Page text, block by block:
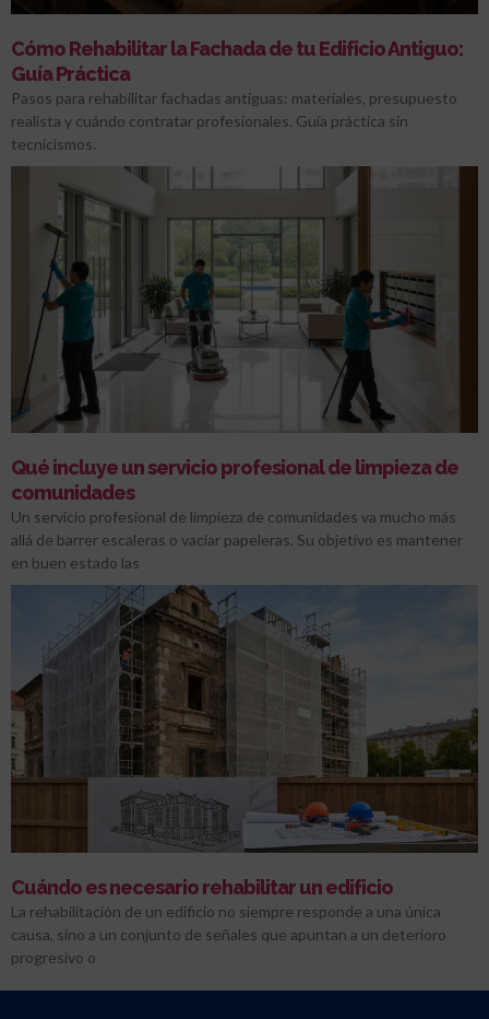
Cómo Rehabilitar la Fachada de tu Edificio Antiguo:
Guía Práctica
Pasos para rehabilitar fachadas antiguas: materiales, presupuesto
realista y cuándo contratar profesionales. Guía práctica sin
tecnicismos.
Qué incluye un servicio profesional de limpieza de
comunidades
Un servicio profesional de limpieza de comunidades va mucho más
allá de barrer escaleras o vaciar papeleras. Su objetivo es mantener
en buen estado las
Cuándo es necesario rehabilitar un edificio
La rehabilitación de un edificio no siempre responde a una única
causa, sino a un conjunto de señales que apuntan a un deterioro
progresivo o